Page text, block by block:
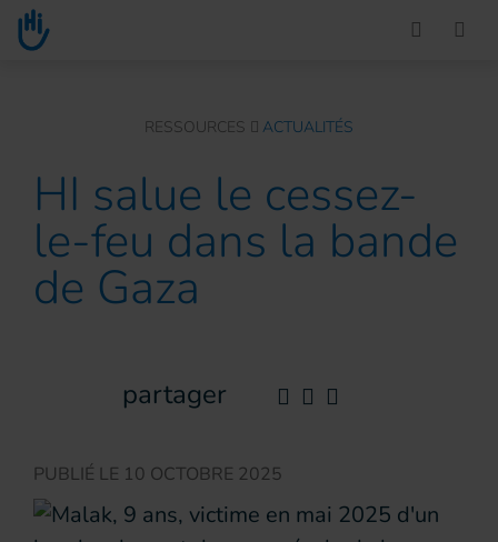
Go to main content
You are here :RESSOURCES ACTUALITÉS
HI salue le cessez-
le-feu dans la bande
de Gaza
partager
PUBLIÉ LE 10 OCTOBRE 2025